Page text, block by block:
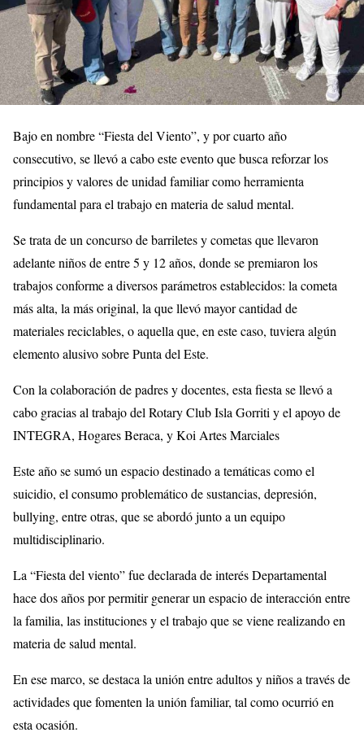
Bajo en nombre “Fiesta del Viento”, y por cuarto año
consecutivo, se llevó a cabo este evento que busca reforzar los
principios y valores de unidad familiar como herramienta
fundamental para el trabajo en materia de salud mental.
Se trata de un concurso de barriletes y cometas que llevaron
adelante niños de entre 5 y 12 años, donde se premiaron los
trabajos conforme a diversos parámetros establecidos: la cometa
más alta, la más original, la que llevó mayor cantidad de
materiales reciclables, o aquella que, en este caso, tuviera algún
elemento alusivo sobre Punta del Este.
Con la colaboración de padres y docentes, esta fiesta se llevó a
cabo gracias al trabajo del Rotary Club Isla Gorriti y el apoyo de
INTEGRA, Hogares Beraca, y Koi Artes Marciales
Este año se sumó un espacio destinado a temáticas como el
suicidio, el consumo problemático de sustancias, depresión,
bullying, entre otras, que se abordó junto a un equipo
multidisciplinario.
La “Fiesta del viento” fue declarada de interés Departamental
hace dos años por permitir generar un espacio de interacción entre
la familia, las instituciones y el trabajo que se viene realizando en
materia de salud mental.
En ese marco, se destaca la unión entre adultos y niños a través de
actividades que fomenten la unión familiar, tal como ocurrió en
esta ocasión.